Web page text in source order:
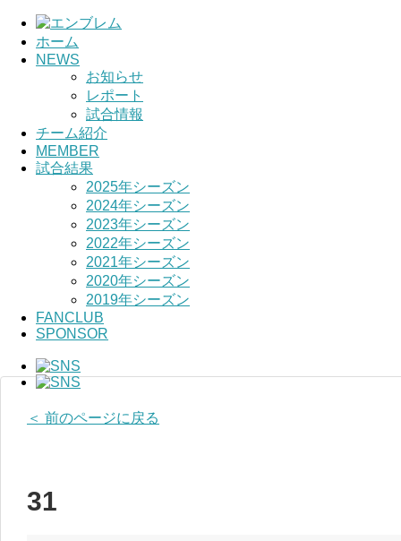
ホーム
NEWS
お知らせ
レポート
試合情報
チーム紹介
MEMBER
試合結果
2025年シーズン
2024年シーズン
2023年シーズン
2022年シーズン
2021年シーズン
2020年シーズン
2019年シーズン
FANCLUB
SPONSOR
＜ 前のページに戻る
31